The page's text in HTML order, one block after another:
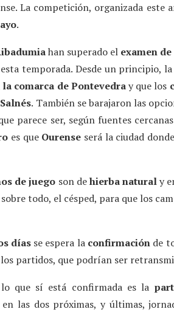
La competición, organizada este
.
han superado el examen
temporada. Desde un principio,
comarca de Pontevedray que los
. También se barajaron las
parece ser, según fuentes
es que Ourense será la ciudad
de juego son dehierba naturaly
todo, el césped, para que los
díasse espera la confirmaciónde
partidos, que podrían ser
que sí está confirmada es la
las dos próximas, y últimas,